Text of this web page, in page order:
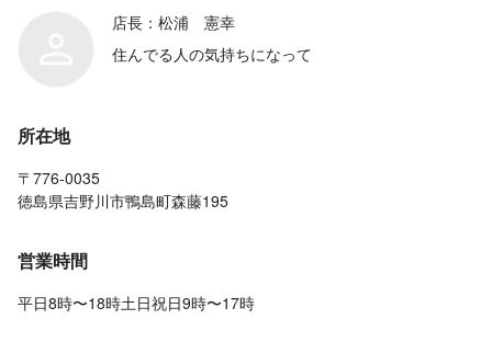
店長：松浦 憲幸
住んでる人の気持ちになって
所在地
〒776-0035
徳島県吉野川市鴨島町森藤195
営業時間
平日8時〜18時土日祝日9時〜17時